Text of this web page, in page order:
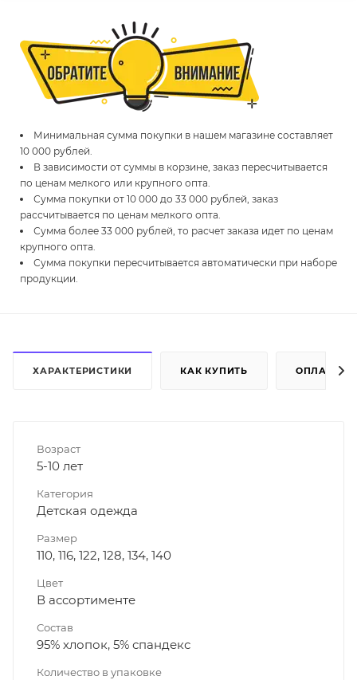
Минимальная сумма покупки в нашем магазине составляет
10 000 рублей.
В зависимости от суммы в корзине, заказ пересчитывается
по ценам мелкого или крупного опта.
Сумма покупки от 10 000 до 33 000 рублей, заказ
рассчитывается по ценам мелкого опта.
Сумма более 33 000 рублей, то расчет заказа идет по ценам
крупного опта.
Сумма покупки пересчитывается автоматически при наборе
продукции.
ХАРАКТЕРИСТИКИ КАК КУПИТЬ ОПЛАТА
Возраст
5-10 лет
Категория
Детская одежда
Размер
110, 116, 122, 128, 134, 140
Цвет
В ассортименте
Состав
95% хлопок, 5% спандекс
Количество в упаковке